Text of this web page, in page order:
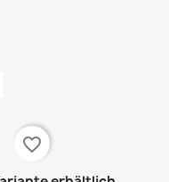
favorite_border